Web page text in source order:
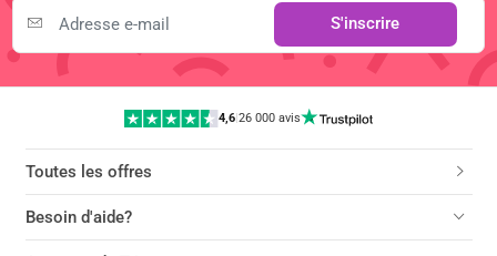
S'inscrire
4,6 |26 000 avis
Toutes les offres
Besoin d'aide?